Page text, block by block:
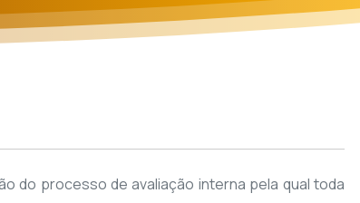
do processo de avaliação interna pela qual toda